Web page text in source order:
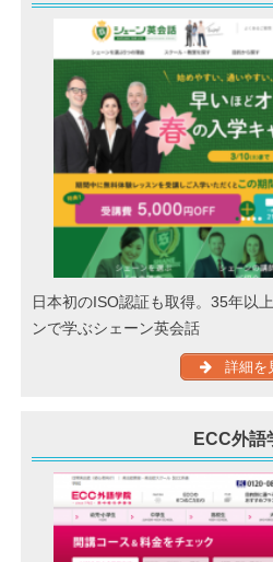
日本初のISO認証も取得。35年以
ンで学ぶシェーン英会話
詳細を
ECC外語